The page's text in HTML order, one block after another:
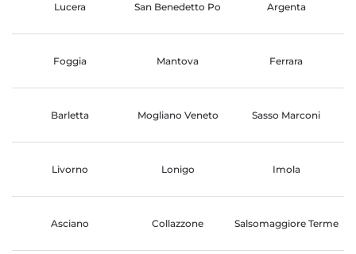
Lucera San Benedetto Po Argenta
Foggia Mantova Ferrara
Barletta Mogliano Veneto Sasso Marconi
Livorno Lonigo Imola
Asciano Collazzone Salsomaggiore Terme